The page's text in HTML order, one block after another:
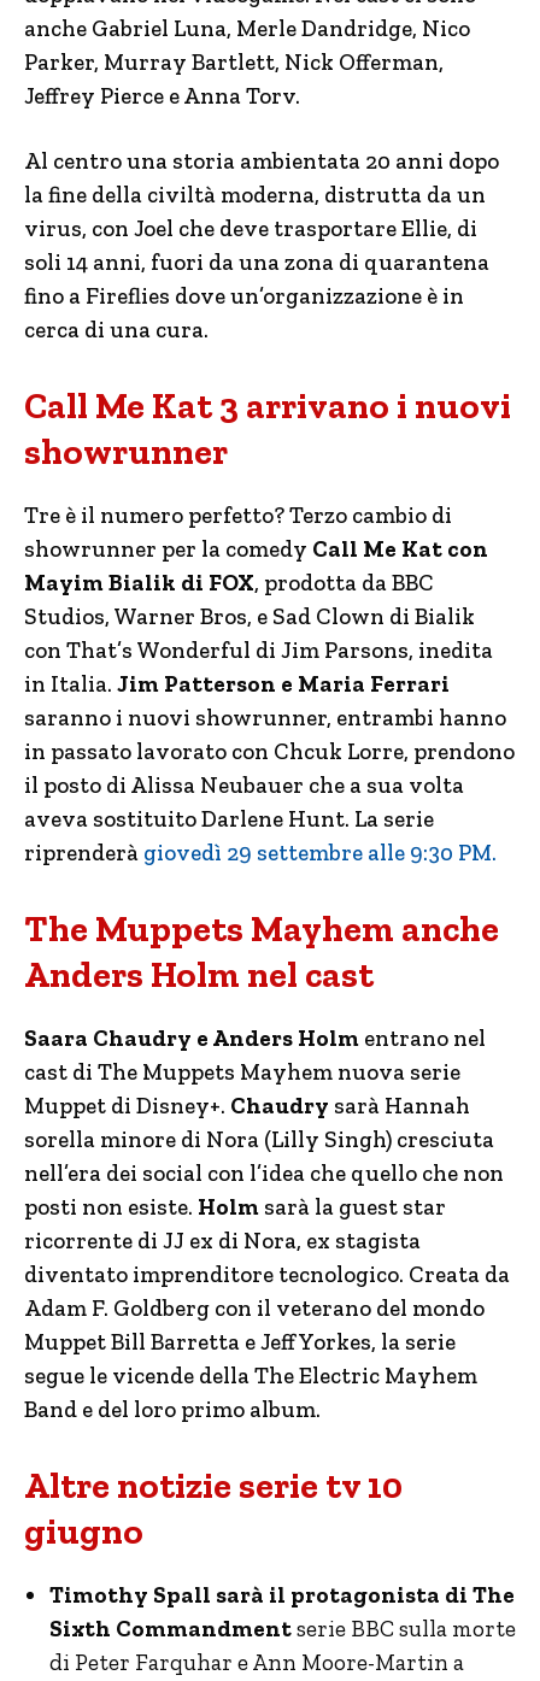
anche Gabriel Luna, Merle Dandridge, Nico
Parker, Murray Bartlett, Nick Offerman,
Jeffrey Pierce e Anna Torv.
Al centro una storia ambientata 20 anni dopo
la fine della civiltà moderna, distrutta da un
virus, con Joel che deve trasportare Ellie, di
soli 14 anni, fuori da una zona di quarantena
fino a Fireflies dove un’organizzazione è in
cerca di una cura.
Call Me Kat 3 arrivano i nuovi
showrunner
Tre è il numero perfetto? Terzo cambio di
showrunner per la comedy Call Me Kat con
Mayim Bialik di FOX, prodotta da BBC
Studios, Warner Bros, e Sad Clown di Bialik
con That’s Wonderful di Jim Parsons, inedita
in Italia. Jim Patterson e Maria Ferrari
saranno i nuovi showrunner, entrambi hanno
in passato lavorato con Chcuk Lorre, prendono
il posto di Alissa Neubauer che a sua volta
aveva sostituito Darlene Hunt. La serie
riprenderà giovedì 29 settembre alle 9:30 PM.
The Muppets Mayhem anche
Anders Holm nel cast
Saara Chaudry e Anders Holm entrano nel
cast di The Muppets Mayhem nuova serie
Muppet di Disney+. Chaudry sarà Hannah
sorella minore di Nora (Lilly Singh) cresciuta
nell’era dei social con l’idea che quello che non
posti non esiste. Holm sarà la guest star
ricorrente di JJ ex di Nora, ex stagista
diventato imprenditore tecnologico. Creata da
Adam F. Goldberg con il veterano del mondo
Muppet Bill Barretta e Jeff Yorkes, la serie
segue le vicende della The Electric Mayhem
Band e del loro primo album.
Altre notizie serie tv 10
giugno
Timothy Spall sarà il protagonista di The
Sixth Commandmentserie BBC sulla morte
di Peter Farquhar e Ann Moore-Martin a